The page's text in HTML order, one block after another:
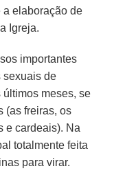
a elaboração de
Igreja.
importantes
sexuais de
últimos meses, se
(as freiras, os
e cardeais). Na
totalmente feita
para virar.